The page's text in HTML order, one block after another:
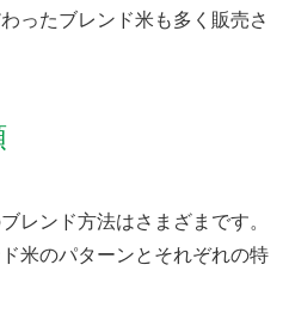
ったブレンド米も多く販売さ
レンド方法はさまざまです。
米のパターンとそれぞれの特